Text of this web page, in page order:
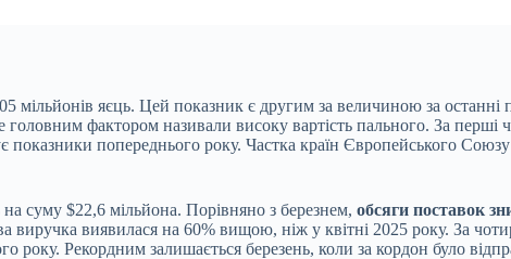
мільйонів яєць. Цей показник є другим за величиною за останні
фактором називали високу вартість пального. За перші
попереднього року. Частка країн Європейського
суму $22,6 мільйона. Порівняно з березнем, обсяги поставок
виявилася на 60% вищою, ніж у квітні 2025 року. За
року. Рекордним залишається березень, коли за кордон було